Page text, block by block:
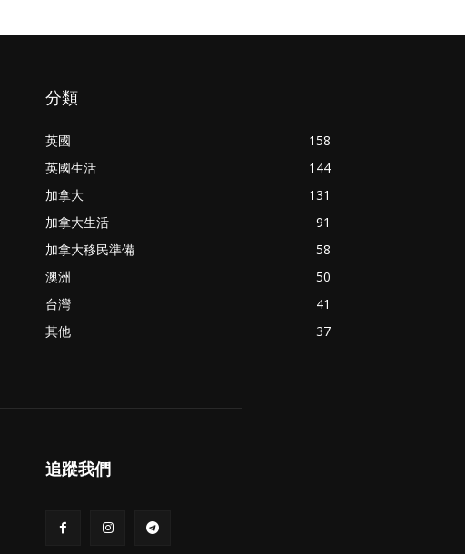
分類
英國
158
英國生活
144
加拿大
131
加拿大生活
91
加拿大移民準備
58
澳洲
50
台灣
41
其他
37
追蹤我們